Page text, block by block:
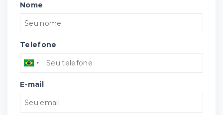
Nome
Telefone
E-mail